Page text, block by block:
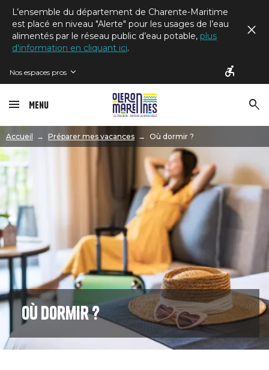
L’ensemble du département de Charente-Maritime
est placé en niveau "Alerte" pour les usages de l’eau
alimentés par le réseau public d’eau potable, plus
d'information en cliquant ici.
Nos espaces pros
Menu
Accueil Préparer mes vacances Où dormir ?
Image
Où dormir ?